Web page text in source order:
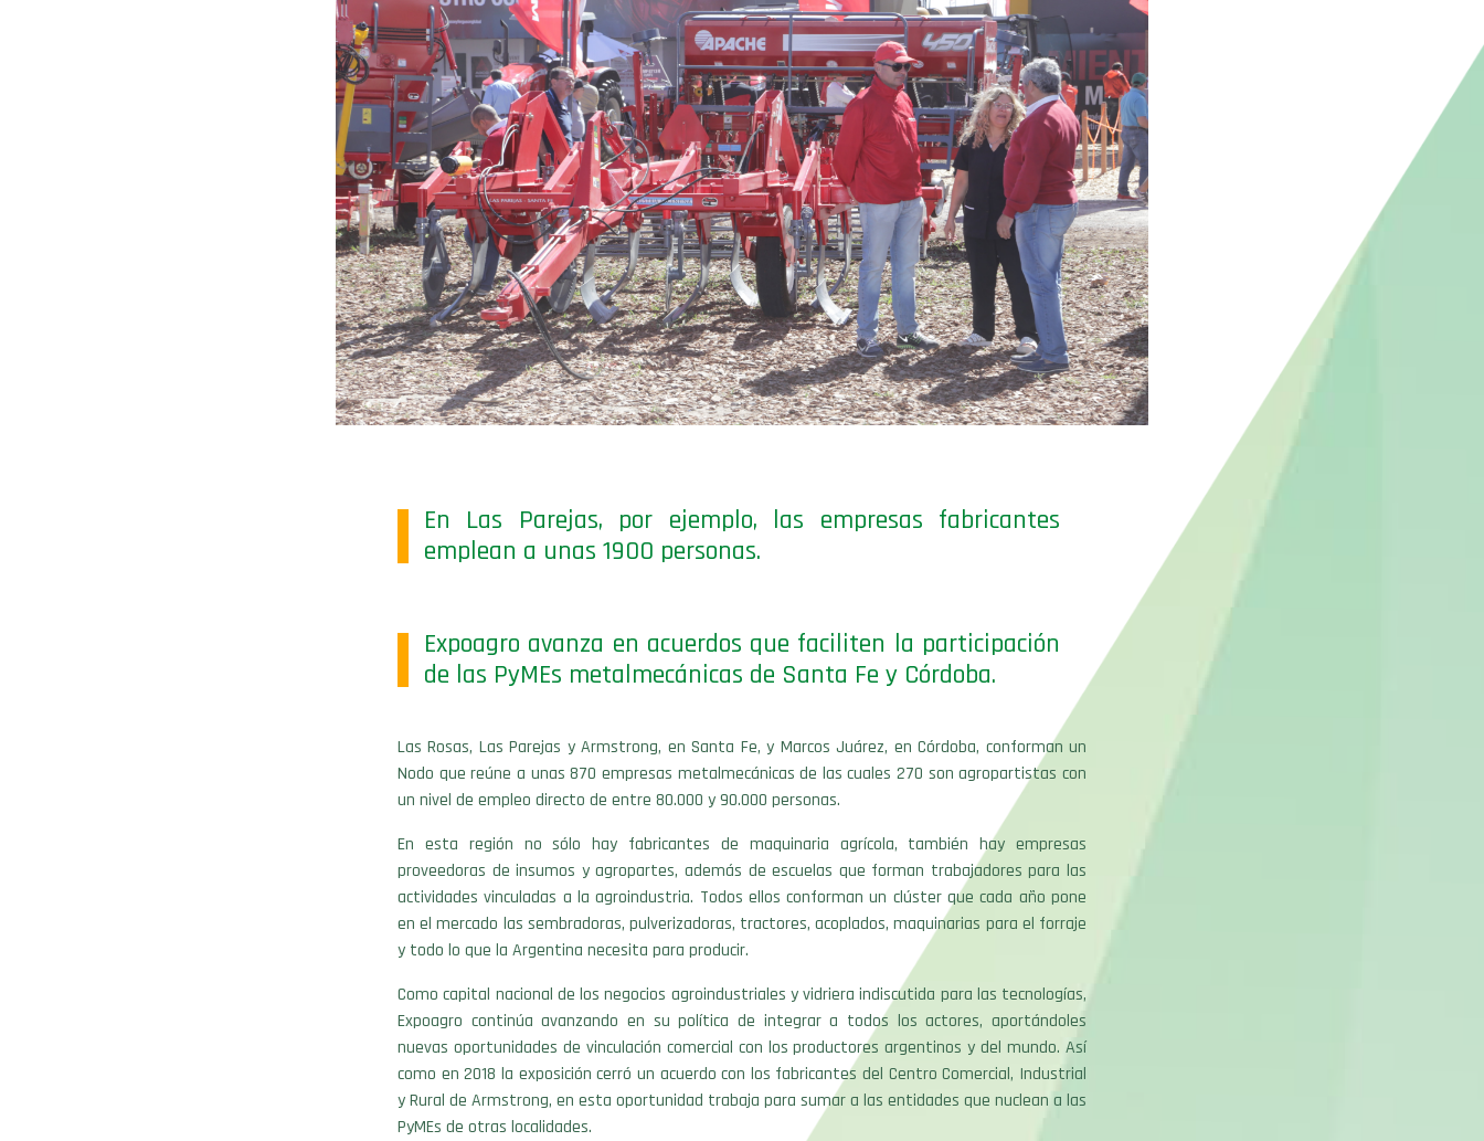
En Las Parejas, por ejemplo, las empresas fabricantes
emplean a unas 1900 personas.
Expoagro avanza en acuerdos que faciliten la participación
de las PyMEs metalmecánicas de Santa Fe y Córdoba.
Las Rosas, Las Parejas y Armstrong, en Santa Fe, y Marcos Juárez, en Córdoba, conforman un
Nodo que reúne a unas 870 empresas metalmecánicas de las cuales 270 son agropartistas con
un nivel de empleo directo de entre 80.000 y 90.000 personas.
En esta región no sólo hay fabricantes de maquinaria agrícola, también hay empresas
proveedoras de insumos y agropartes, además de escuelas que forman trabajadores para las
actividades vinculadas a la agroindustria. Todos ellos conforman un clúster que cada año pone
en el mercado las sembradoras, pulverizadoras, tractores, acoplados, maquinarias para el forraje
y todo lo que la Argentina necesita para producir.
Como capital nacional de los negocios agroindustriales y vidriera indiscutida para las tecnologías,
Expoagro continúa avanzando en su política de integrar a todos los actores, aportándoles
nuevas oportunidades de vinculación comercial con los productores argentinos y del mundo. Así
como en 2018 la exposición cerró un acuerdo con los fabricantes del Centro Comercial, Industrial
y Rural de Armstrong, en esta oportunidad trabaja para sumar a las entidades que nuclean a las
PyMEs de otras localidades.